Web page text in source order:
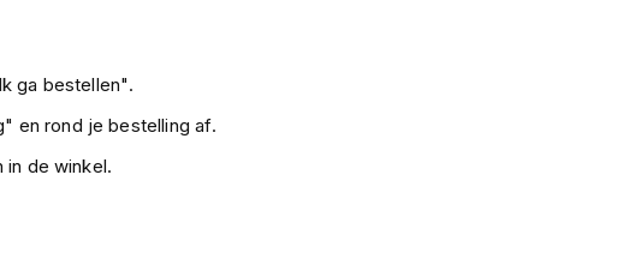
ga bestellen".
en rond je bestelling af.
in de winkel.